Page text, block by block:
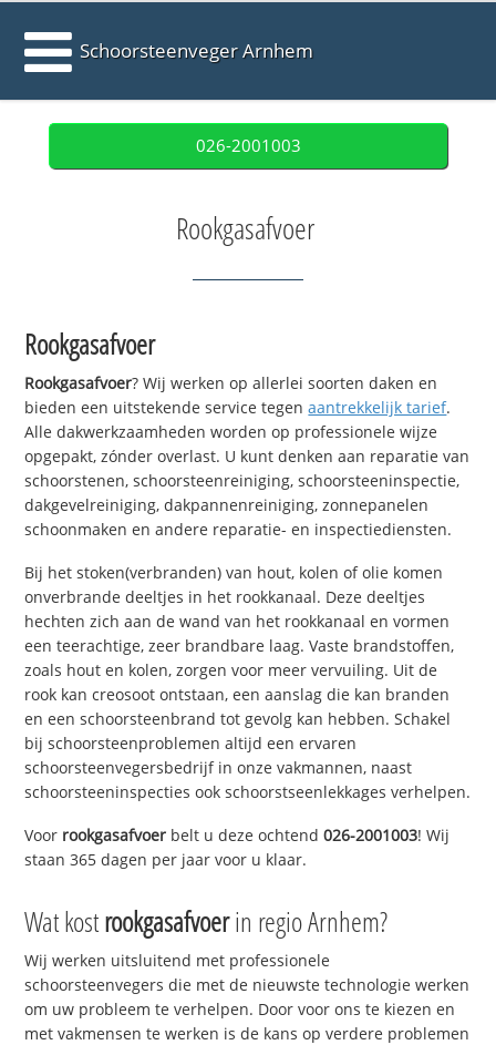
Schoorsteenveger Arnhem
026-2001003
Rookgasafvoer
Rookgasafvoer
Rookgasafvoer? Wij werken op allerlei soorten daken en
bieden een uitstekende service tegenaantrekkelijk tarief.
Alle dakwerkzaamheden worden op professionele wijze
opgepakt, zónder overlast. U kunt denken aan reparatie van
schoorstenen, schoorsteenreiniging, schoorsteeninspectie,
dakgevelreiniging, dakpannenreiniging, zonnepanelen
schoonmaken en andere reparatie- en inspectiediensten.
Bij het stoken(verbranden) van hout, kolen of olie komen
onverbrande deeltjes in het rookkanaal. Deze deeltjes
hechten zich aan de wand van het rookkanaal en vormen
een teerachtige, zeer brandbare laag. Vaste brandstoffen,
zoals hout en kolen, zorgen voor meer vervuiling. Uit de
rook kan creosoot ontstaan, een aanslag die kan branden
en een schoorsteenbrand tot gevolg kan hebben. Schakel
bij schoorsteenproblemen altijd een ervaren
schoorsteenvegersbedrijf in onze vakmannen, naast
schoorsteeninspecties ook schoorstseenlekkages verhelpen.
Voor rookgasafvoer belt u deze ochtend026-2001003! Wij
staan 365 dagen per jaar voor u klaar.
Wat kostrookgasafvoerin regio Arnhem?
Wij werken uitsluitend met professionele
schoorsteenvegers die met de nieuwste technologie werken
om uw probleem te verhelpen. Door voor ons te kiezen en
met vakmensen te werken is de kans op verdere problemen